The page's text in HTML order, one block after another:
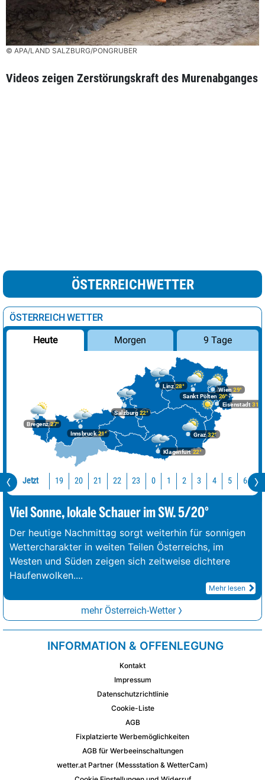
© APA/LAND SALZBURG/PONGRUBER
Videos zeigen Zerstörungskraft des Murenabganges
ÖSTERREICHWETTER
ÖSTERREICH WETTER
Heute Morgen 9 Tage
Bregenz27°
Graz32°
Innsbruck21°
Klagenfurt 22°
Linz28°
Salzburg22°
Wien 29°
Eisenstadt 31°
Sankt Pölten 26°
Jetzt 19 20 21 22 23 0 1 2 3 4 5 6 7
Viel Sonne, lokale Schauer im SW. 5/20°
Der heutige Nachmittag sorgt weiterhin für sonnigen
Wettercharakter in weiten Teilen Österreichs, im
Westen und Süden zeigen sich zeitweise dichtere
Haufenwolken....
Mehr lesen
mehr Österreich-Wetter
INFORMATION & OFFENLEGUNG
Kontakt
Impressum
Datenschutzrichtlinie
Cookie-Liste
AGB
Fixplatzierte Werbemöglichkeiten
AGB für Werbeeinschaltungen
wetter.at Partner (Messstation & WetterCam)